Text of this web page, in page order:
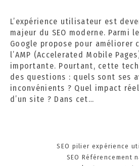
2
0
2
4
L’expérience utilisateur est
majeur du SEO moderne. Parmi
Google propose pour améliorer
l’AMP (Accelerated Mobile
importante. Pourtant, cette
des questions : quels sont ses
inconvénients ? Quel impact
d’un site ? Dans cet…
Categories
SEO pilier expérience
SEO Référencement